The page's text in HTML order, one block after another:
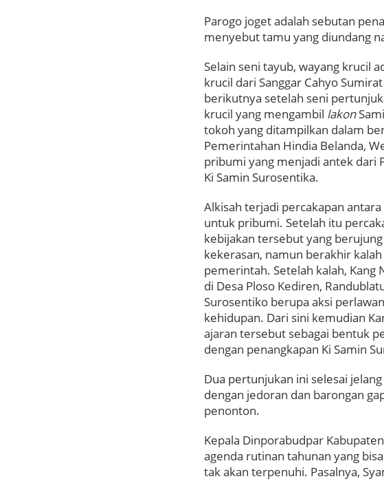
Parogo joget adalah sebutan
menyebut tamu yang diundang
Selain seni tayub, wayang krucil
krucil dari Sanggar Cahyo
berikutnya setelah seni
krucil yang mengambil lakon
tokoh yang ditampilkan dalam
Pemerintahan Hindia Belanda,
pribumi yang menjadi antek dari
Ki Samin Surosentika.
Alkisah terjadi percakapan
untuk pribumi. Setelah itu
kebijakan tersebut yang
kekerasan, namun berakhir
pemerintah. Setelah kalah, Kang
di Desa Ploso Kediren,
Surosentiko berupa aksi
kehidupan. Dari sini kemudian
ajaran tersebut sebagai bentuk
dengan penangkapan Ki Samin
Dua pertunjukan ini selesai
dengan jedoran dan barongan
penonton.
Kepala Dinporabudpar
agenda rutinan tahunan yang
tak akan terpenuhi. Pasalnya,